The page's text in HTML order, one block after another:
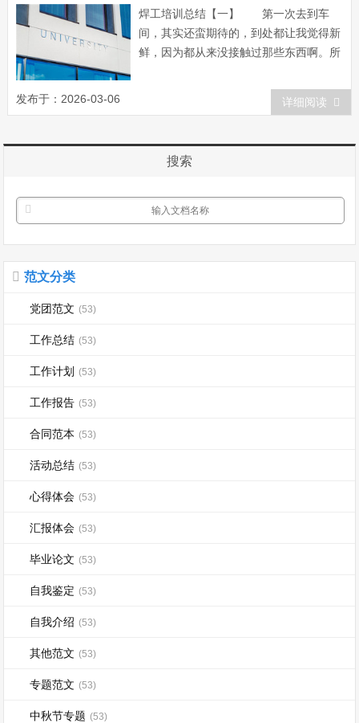
焊工培训总结【一】 第一次去到车
间，其实还蛮期待的，到处都让我觉得新
鲜，因为都从来没接触过那些东西啊。所
漂亮亮，女孩子也可以的!” 第一节课
主要讲的是理论，因为安全第一嘛!老师
作规程跟注意事项。我认真 做好笔记。
知道了焊...
发布于：2026-03-06 详细阅读
搜索
范文分类
党团范文 (53)
工作总结 (53)
工作计划 (53)
工作报告 (53)
合同范本 (53)
活动总结 (53)
心得体会 (53)
汇报体会 (53)
毕业论文 (53)
自我鉴定 (53)
自我介绍 (53)
其他范文 (53)
专题范文 (53)
中秋节专题 (53)